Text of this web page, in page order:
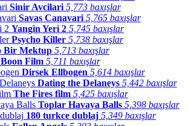
Sinir Avcilari 5,773 baxışlar
Savas Canavari 5,765 baxışlar
Yangin Yeri 2 5,745 baxışlar
Psycho Killer 5,738 baxışlar
Bir Mektup 5,713 baxışlar
Boon Film 5,711 baxışlar
Dirsek Ellbogen 5,614 baxışlar
Dating the Delaneys 5,442 baxışlar
The Fires film 5,425 baxışlar
Toplar Havaya Balls 5,398 baxışlar
180 turkce dublaj 5,349 baxışlar